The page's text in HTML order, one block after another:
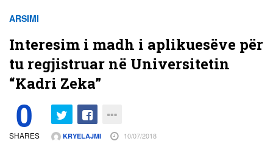
ARSIMI
Interesim i madh i aplikuesëve për
tu regjistruar në Universitetin
“Kadri Zeka”
0
SHARES KRYELAJMI 10/07/2018